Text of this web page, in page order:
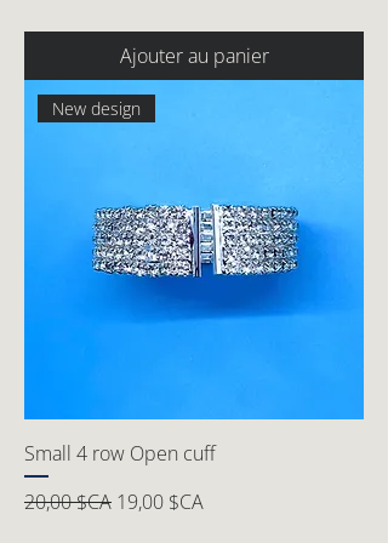
Ajouter au panier
New design
Small 4 row Open cuff
Prix original
20,00 $CA Prix promotionnel
19,00 $CA